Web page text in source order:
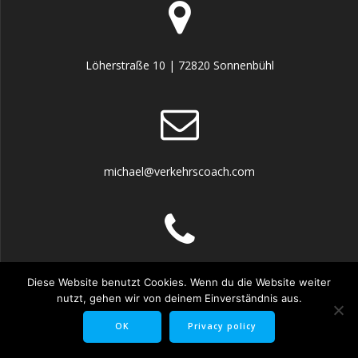
Löherstraße 10 | 72820 Sonnenbühl
michael@verkehrscoach.com
07128 9273402
© 2026 Verkehrscoach. WordPress mit dem Mesmerize-Theme
Diese Website benutzt Cookies. Wenn du die Website weiter
nutzt, gehen wir von deinem Einverständnis aus.
OK Privacy policy